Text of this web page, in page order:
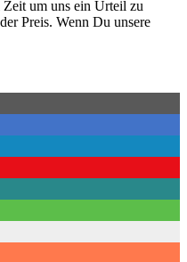
Zeit um uns ein Urteil zu
Preis. Wenn Du unsere